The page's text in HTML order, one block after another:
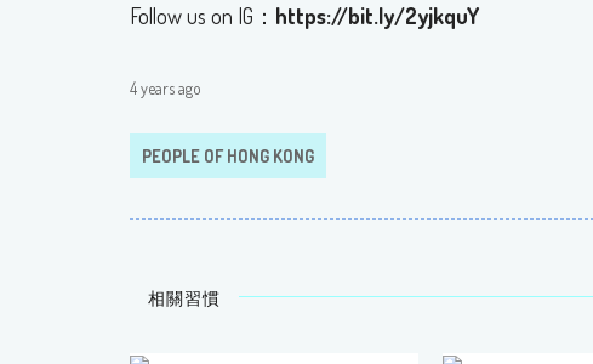
Follow us on IG： https://bit.ly/2yjkquY
4 years ago
PEOPLE OF HONG KONG
相關習慣